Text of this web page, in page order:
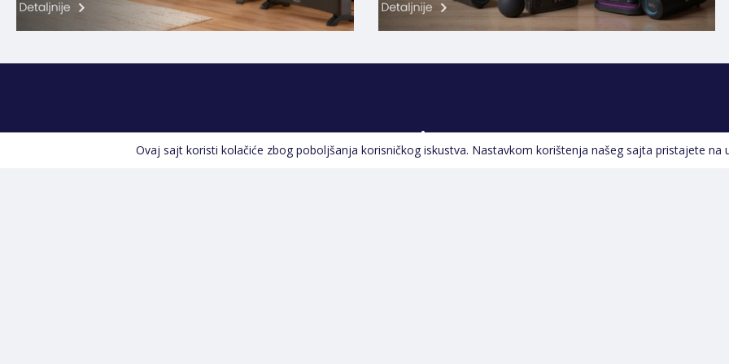
Pratite nas
Ovaj sajt koristi kolačiće zbog poboljšanja korisničkog iskustva. Nastavkom korištenja našeg sajta pristajete na